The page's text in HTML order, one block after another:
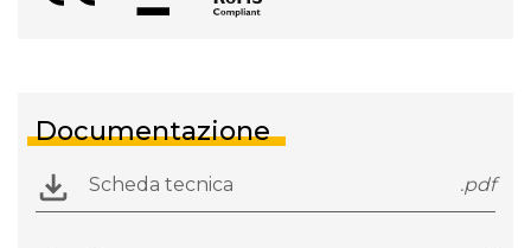
Documentazione
Scheda tecnica .pdf